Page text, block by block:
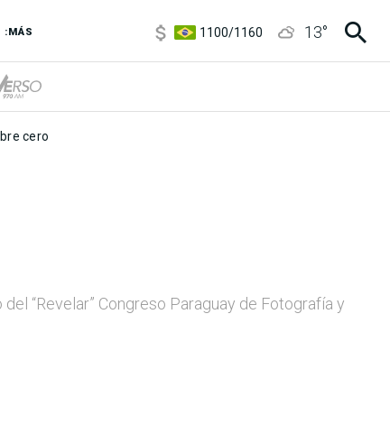
:MÁS
3,8/4
6850/7200
13°
cero
“Revelar” Congreso Paraguay de Fotografía y